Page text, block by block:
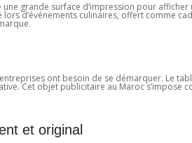
grande surface d’impression pour
d’événements culinaires, offert comme
ont besoin de se démarquer. Le
Cet objet publicitaire au Maroc
et original